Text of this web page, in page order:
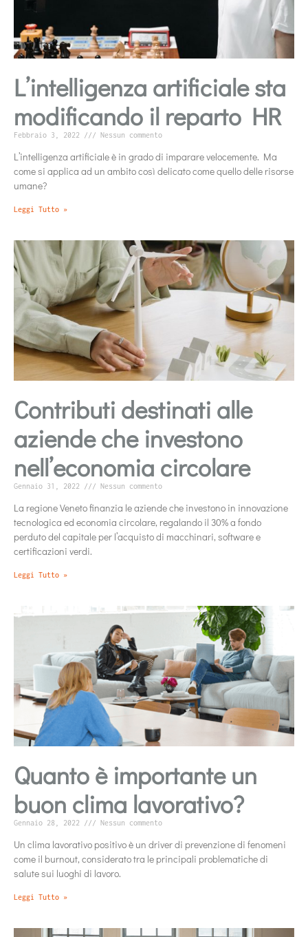
L’intelligenza artificiale sta
modificando il reparto HR
Febbraio 3, 2022 Nessun commento
L’intelligenza artificiale è in grado di imparare velocemente. Ma
come si applica ad un ambito così delicato come quello delle risorse
umane?
Leggi Tutto »
Contributi destinati alle
aziende che investono
nell’economia circolare
Gennaio 31, 2022 Nessun commento
La regione Veneto finanzia le aziende che investono in innovazione
tecnologica ed economia circolare, regalando il 30% a fondo
perduto del capitale per l’acquisto di macchinari, software e
certificazioni verdi.
Leggi Tutto »
Quanto è importante un
buon clima lavorativo?
Gennaio 28, 2022 Nessun commento
Un clima lavorativo positivo è un driver di prevenzione di fenomeni
come il burnout, considerato tra le principali problematiche di
salute sui luoghi di lavoro.
Leggi Tutto »